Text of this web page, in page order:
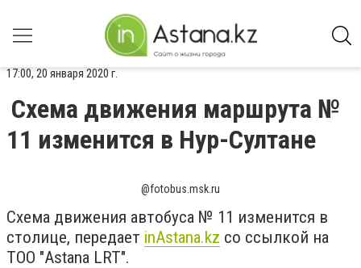
17:00, 20 января 2020 г.
Схема движения маршрута №
11 изменится в Нур-Султане
@fotobus.msk.ru
Схема движения автобуса № 11 изменится в
столице, передает inAstana.kz cо ссылкой на
ТОО "Astana LRT".